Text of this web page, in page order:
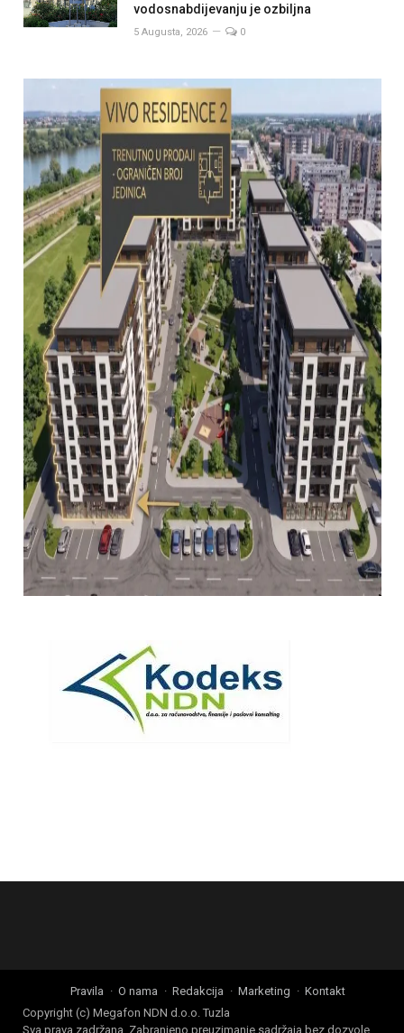
vodosnabdijevanju je ozbiljna
5 Augusta, 2026 0
Pravila O nama Redakcija Marketing
Kontakt
Copyright (c) Megafon NDN d.o.o. Tuzla
Sva prava zadržana. Zabranjeno preuzimanje sadržaja bez dozvole